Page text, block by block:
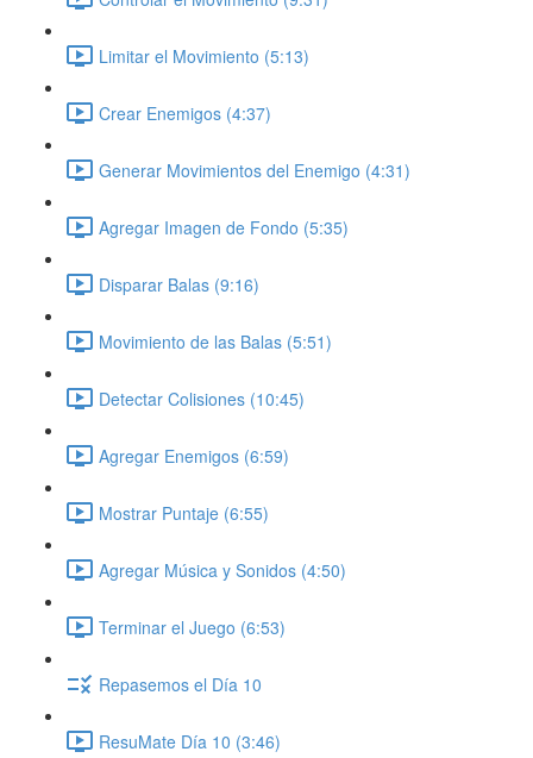
Limitar el Movimiento (5:13)
Crear Enemigos (4:37)
Generar Movimientos del Enemigo (4:31)
Agregar Imagen de Fondo (5:35)
Disparar Balas (9:16)
Movimiento de las Balas (5:51)
Detectar Colisiones (10:45)
Agregar Enemigos (6:59)
Mostrar Puntaje (6:55)
Agregar Música y Sonidos (4:50)
Terminar el Juego (6:53)
Repasemos el Día 10
ResuMate Día 10 (3:46)